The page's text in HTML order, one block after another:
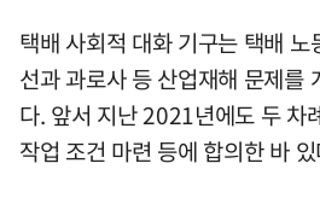
택배 사회적 대화 기구는 택배
선과 과로사 등 산업재해 문제를
다. 앞서 지난 2021년에도 두 차
작업 조건 마련 등에 합의한 바